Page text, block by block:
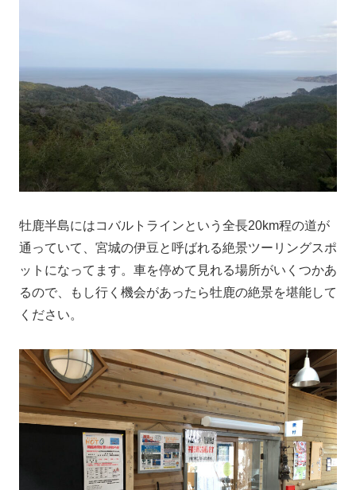
牡鹿半島にはコバルトラインという全長20km程の道が
通っていて、宮城の伊豆と呼ばれる絶景ツーリングスポ
ットになってます。車を停めて見れる場所がいくつかあ
るので、もし行く機会があったら牡鹿の絶景を堪能して
ください。